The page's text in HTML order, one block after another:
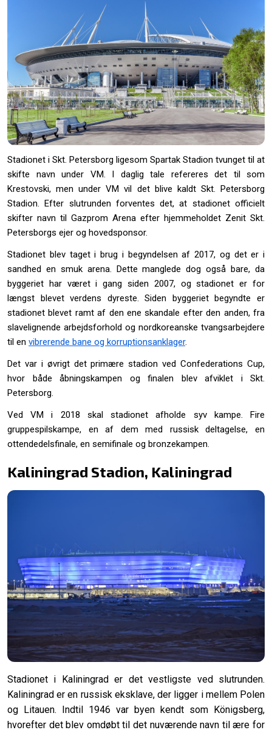
Stadionet i Skt. Petersborg ligesom Spartak Stadion tvunget til at
skifte navn under VM. I daglig tale refereres det til som
Krestovski, men under VM vil det blive kaldt Skt. Petersborg
Stadion. Efter slutrunden forventes det, at stadionet officielt
skifter navn til Gazprom Arena efter hjemmeholdet Zenit Skt.
Petersborgs ejer og hovedsponsor.
Stadionet blev taget i brug i begyndelsen af 2017, og det er i
sandhed en smuk arena. Dette manglede dog også bare, da
byggeriet har været i gang siden 2007, og stadionet er for
længst blevet verdens dyreste. Siden byggeriet begyndte er
stadionet blevet ramt af den ene skandale efter den anden, fra
slavelignende arbejdsforhold og nordkoreanske tvangsarbejdere
til en vibrerende bane og korruptionsanklager.
Det var i øvrigt det primære stadion ved Confederations Cup,
hvor både åbningskampen og finalen blev afviklet i Skt.
Petersborg.
Ved VM i 2018 skal stadionet afholde syv kampe. Fire
gruppespilskampe, en af dem med russisk deltagelse, en
ottendedelsfinale, en semifinale og bronzekampen.
Kaliningrad Stadion, Kaliningrad
Stadionet i Kaliningrad er det vestligste ved slutrunden.
Kaliningrad er en russisk eksklave, der ligger i mellem Polen
og Litauen. Indtil 1946 var byen kendt som Königsberg,
hvorefter det blev omdøbt til det nuværende navn til ære for